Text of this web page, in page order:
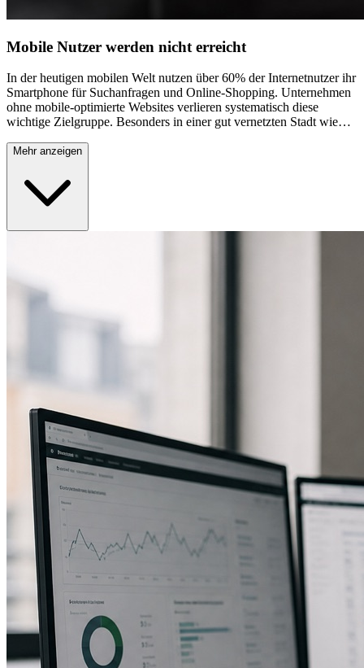
Mobile Nutzer werden nicht erreicht
In der heutigen mobilen Welt nutzen über 60% der Internetnutzer ihr
Smartphone für Suchanfragen und Online-Shopping. Unternehmen
ohne mobile-optimierte Websites verlieren systematisch diese
wichtige Zielgruppe. Besonders in einer gut vernetzten Stadt wie
Dienstleistungen und Produkten suchen, ist eine perfekte mobile
Texte oder nicht funktionierende Buttons auf Mobilgeräten führen
zu direkten Umsatzeinbußen. Google bevorzugt außerdem mobile-
freundliche Websites in den Suchergebnissen, wodurch nicht-
Mehr anzeigen